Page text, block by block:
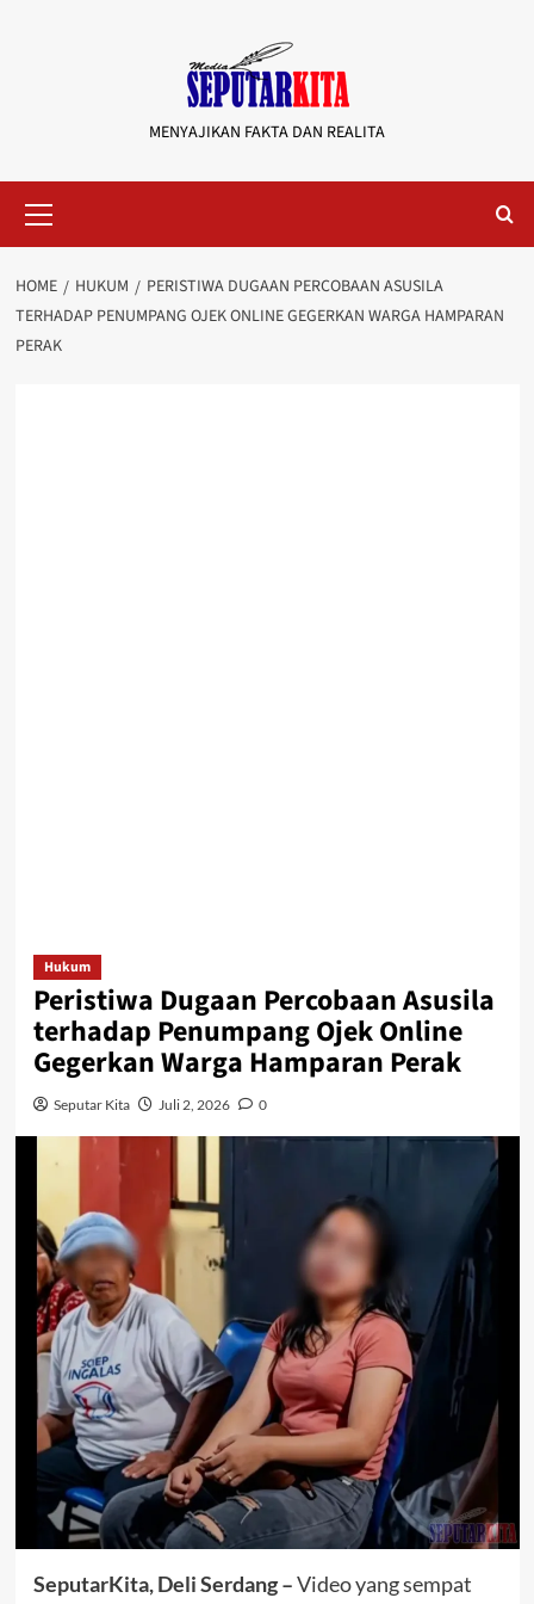
MENYAJIKAN FAKTA DAN REALITA
Menu
HOME HUKUM
PERISTIWA DUGAAN PERCOBAAN ASUSILA
TERHADAP PENUMPANG OJEK ONLINE GEGERKAN WARGA HAMPARAN
PERAK
Hukum
Peristiwa Dugaan Percobaan Asusila
terhadap Penumpang Ojek Online
Gegerkan Warga Hamparan Perak
Seputar Kita Juli 2, 2026 0
SeputarKita, Deli Serdang –Video yang sempat